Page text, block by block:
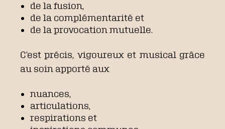
de la fusion,
de la complémentarité et
de la provocation mutuelle.
C’estprécis, vigoureux et musical grâce
au soin apporté aux
nuances,
articulations,
respirations et